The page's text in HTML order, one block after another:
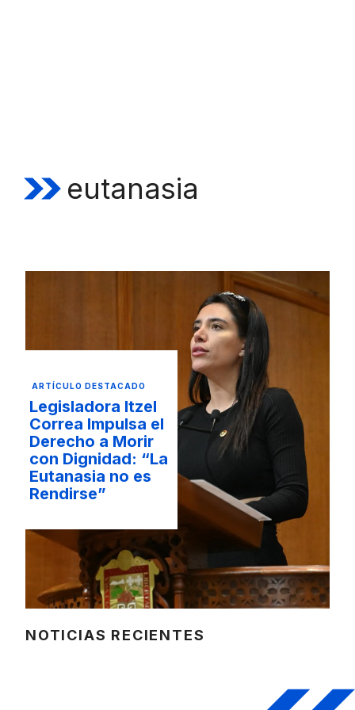
eutanasia
ARTÍCULO DESTACADO
Legisladora Itzel
Correa Impulsa el
Derecho a Morir
con Dignidad: “La
Eutanasia no es
Rendirse”
NOTICIAS RECIENTES